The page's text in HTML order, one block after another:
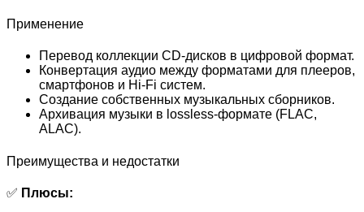
Применение
Перевод коллекции CD-дисков в цифровой формат.
Конвертация аудио между форматами для плееров,
смартфонов и Hi-Fi систем.
Создание собственных музыкальных сборников.
Архивация музыки в lossless-формате (FLAC,
ALAC).
Преимущества и недостатки
✅ Плюсы: